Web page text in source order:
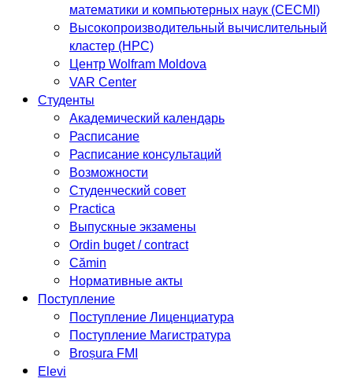
математики и компьютерных наук (CECMI)
Высокопроизводительный вычислительный
кластер (HPC)
Центр Wolfram Moldova
VAR Center
Студенты
Академический календарь
Расписание
Расписание консультаций
Возможности
Студенческий совет
Practica
Выпускные экзамены
Ordin buget / contract
Cămin
Нормативные акты
Поступление
Поступление Лиценциатура
Поступление Магистратура
Broșura FMI
Elevi